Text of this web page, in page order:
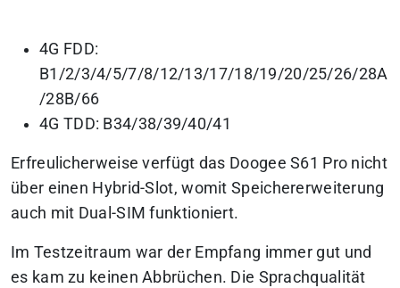
4G FDD:
B1/2/3/4/5/7/8/12/13/17/18/19/20/25/26/28A
/28B/66
4G TDD: B34/38/39/40/41
Erfreulicherweise verfügt das Doogee S61 Pro nicht
über einen Hybrid-Slot, womit Speichererweiterung
auch mit Dual-SIM funktioniert.
Im Testzeitraum war der Empfang immer gut und
es kam zu keinen Abbrüchen. Die Sprachqualität